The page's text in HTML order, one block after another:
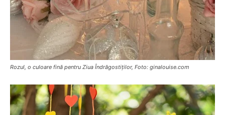
Rozul, o culoare fină pentru Ziua Îndrăgostiților, Foto: ginalouise.com